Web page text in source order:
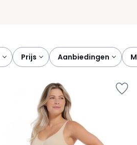
prijs aanbiedingen